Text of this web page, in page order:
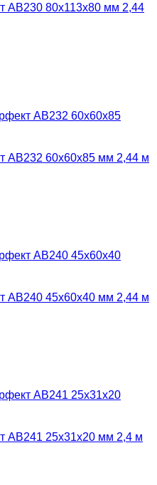
AB230 80х113х80 мм 2,44
AB232 60х60х85 мм 2,44 м
AB240 45х60х40 мм 2,44 м
AB241 25х31х20 мм 2,4 м